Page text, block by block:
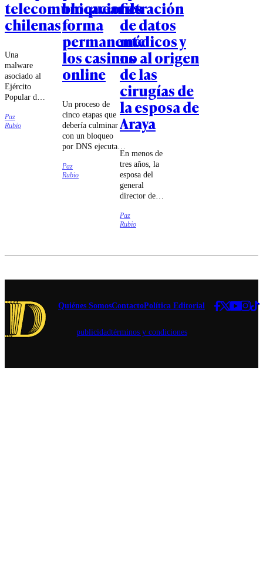
telecomunicaciones
chilenas
Una
malware
asociado al
Ejército
Popular de
chino habría
intentado
de Estados
Paz
Rubio
bloquear de
forma
permanente
los casinos
online
Un proceso de
cinco etapas que
debería culminar
con un bloqueo
por DNS ejecutado
por las compañías
de
telecomunicaciones
Paz
Rubio
filtración
de datos
médicos y
no al origen
de las
cirugías de
la esposa de
Araya
En menos de
tres años, la
esposa del
general
director de
se sometió a
cuatro
duda.
Paz
Rubio
Quiénes SomosContactoPolítica Editorial
publicidadtérminos y condiciones